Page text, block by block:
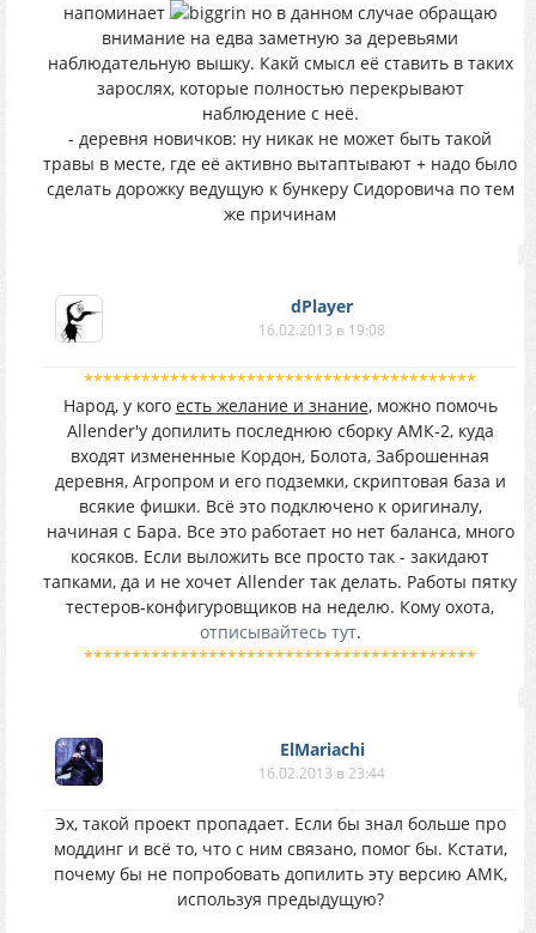
напоминает
но в данном случае обращаю
внимание на едва заметную за деревьями
наблюдательную вышку. Какй смысл её ставить в таких
зарослях, которые полностью перекрывают
наблюдение с неё.
- деревня новичков: ну никак не может быть такой
травы в месте, где её активно вытаптывают + надо было
сделать дорожку ведущую к бункеру Сидоровича по тем
же причинам
dPlayer
16.02.2013 в 19:08
*****************************************
Народ, у кого есть желание и знание, можно помочь
Allender'у допилить последнюю сборку АМК-2, куда
входят измененные Кордон, Болота, Заброшенная
деревня, Агропром и его подземки, скриптовая база и
всякие фишки. Всё это подключено к оригиналу,
начиная с Бара. Все это работает но нет баланса, много
косяков. Если выложить все просто так - закидают
тапками, да и не хочет Allender так делать. Работы пятку
тестеров-конфигуровщиков на неделю. Кому охота,
отписывайтесь тут.
*****************************************
ElMariachi
16.02.2013 в 23:44
Эх, такой проект пропадает. Если бы знал больше про
моддинг и всё то, что с ним связано, помог бы. Кстати,
почему бы не попробовать допилить эту версию AMK,
используя предыдущую?